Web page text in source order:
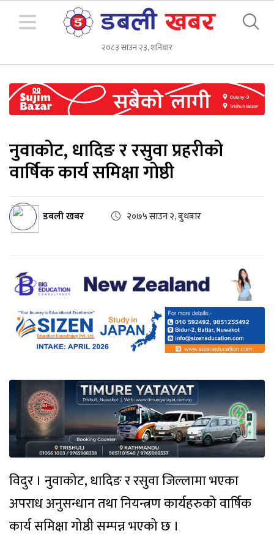
२०८३ साउन २३, शनिबार
नुवाकोट, धादिङ र रसुवा प्रहरीको
वार्षिक कार्य समिक्षा गोष्ठी
डबली खबर २०७५ साउन २, बुधबार
विदुर । नुवाकोट, धादिङ र रसुवा जिल्लामा भएका
अपराध अनुसन्धान तथा नियन्त्रण कार्यहरुको वार्षिक
कार्य समिक्षा गोष्ठी सम्पन्न भएको छ ।